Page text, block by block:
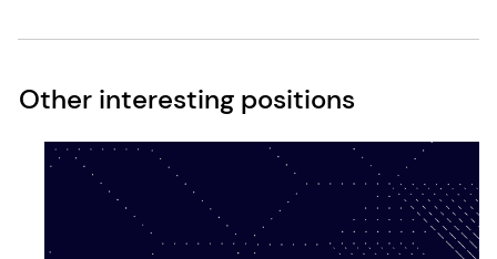
Other interesting positions